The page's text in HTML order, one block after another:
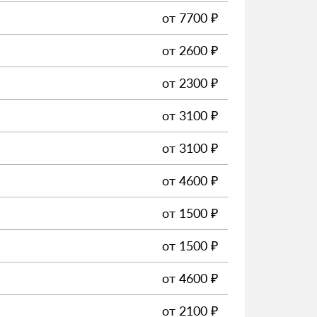
от 7700 ₽
от 2600 ₽
от 2300 ₽
от 3100 ₽
от 3100 ₽
от 4600 ₽
от 1500 ₽
от 1500 ₽
от 4600 ₽
от 2100 ₽